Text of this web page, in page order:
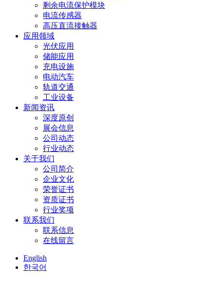
剩余电流保护模块
电流传感器
高压直流接触器
应用领域
光伏应用
储能应用
充电设施
电动汽车
轨道交通
工业设备
新闻资讯
深度原创
展会信息
公司动态
行业动态
关于我们
公司简介
企业文化
荣誉证书
资质证书
行业奖项
联系我们
联系信息
在线留言
English
한국어